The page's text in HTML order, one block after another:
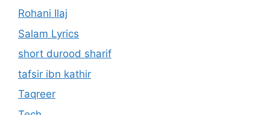
Rohani Ilaj
Salam Lyrics
short durood sharif
tafsir ibn kathir
Taqreer